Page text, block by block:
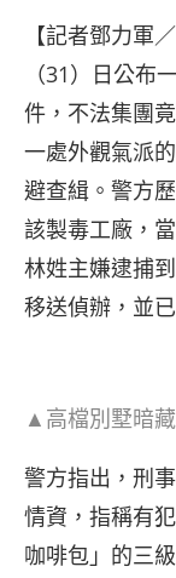
【記者鄧力軍
（31）日公布
件，不法集團
一處外觀氣派
避查緝。警方
該製毒工廠，
林姓主嫌逮捕
移送偵辦，並
▲高檔別墅暗
警方指出，刑
情資，指稱有
咖啡包」的三